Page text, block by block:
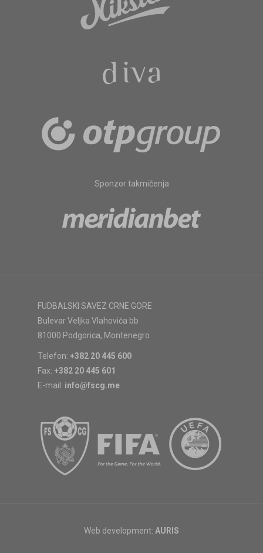
Sponzor takmičenja
FUDBALSKI SAVEZ CRNE GORE
Bulevar Veljka Vlahovića bb
81000 Podgorica, Montenegro
Telefon: +382 20 445 600
Fax: +382 20 445 601
E-mail: info@fscg.me
Web development: AURIS